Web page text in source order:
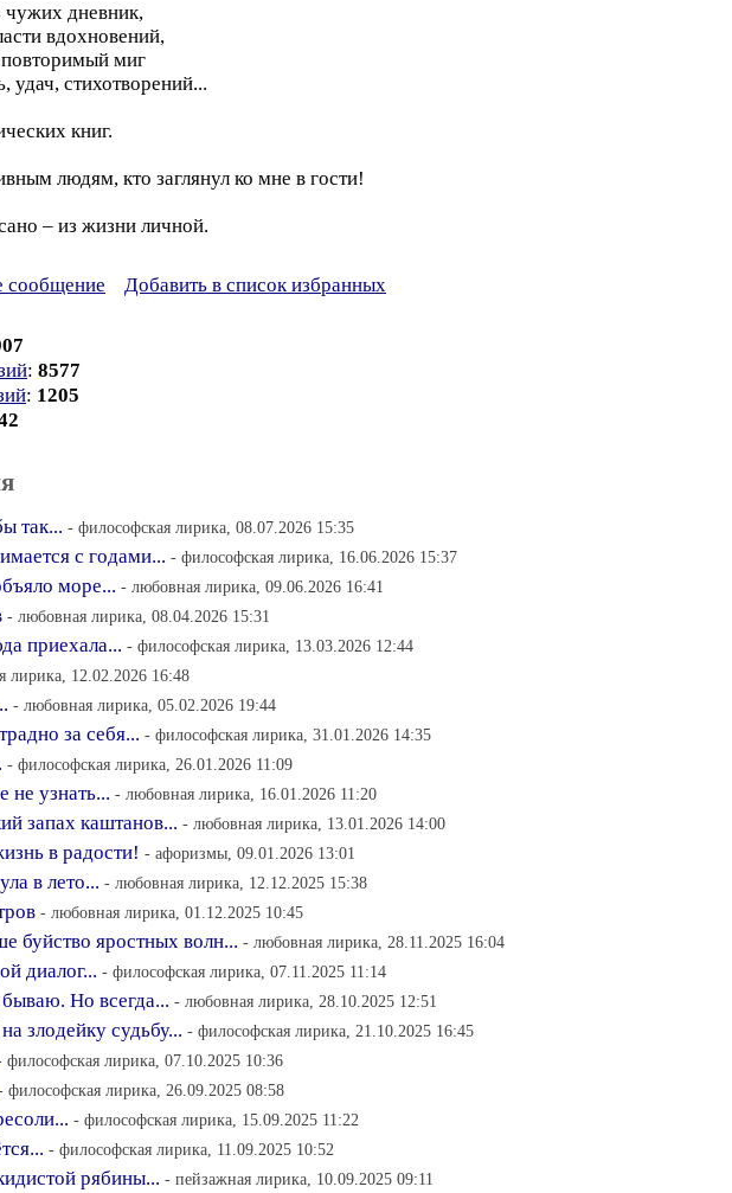
чужих дневник,
вдохновений,
миг
удач, стихотворений...
книг.
людям, кто заглянул ко мне в гости!
– из жизни личной.
сообщение Добавить в список избранных
: 8577
: 1205
так... - философская лирика, 08.07.2026 15:35
с годами... - философская лирика, 16.06.2026 15:37
море... - любовная лирика, 09.06.2026 16:41
- любовная лирика, 08.04.2026 15:31
приехала... - философская лирика, 13.03.2026 12:44
лирика, 12.02.2026 16:48
- любовная лирика, 05.02.2026 19:44
за себя... - философская лирика, 31.01.2026 14:35
- философская лирика, 26.01.2026 11:09
не узнать... - любовная лирика, 16.01.2026 11:20
запах каштанов... - любовная лирика, 13.01.2026 14:00
в радости! - афоризмы, 09.01.2026 13:01
в лето... - любовная лирика, 12.12.2025 15:38
- любовная лирика, 01.12.2025 10:45
буйство яростных волн... - любовная лирика, 28.11.2025 16:04
диалог... - философская лирика, 07.11.2025 11:14
Но всегда... - любовная лирика, 28.10.2025 12:51
злодейку судьбу... - философская лирика, 21.10.2025 16:45
философская лирика, 07.10.2025 10:36
философская лирика, 26.09.2025 08:58
- философская лирика, 15.09.2025 11:22
- философская лирика, 11.09.2025 10:52
рябины... - пейзажная лирика, 10.09.2025 09:11